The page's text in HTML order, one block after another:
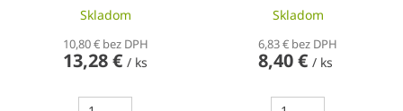
Skladom
10,80 € bez DPH
13,28 € / ks
Skladom
6,83 € bez DPH
8,40 € / ks